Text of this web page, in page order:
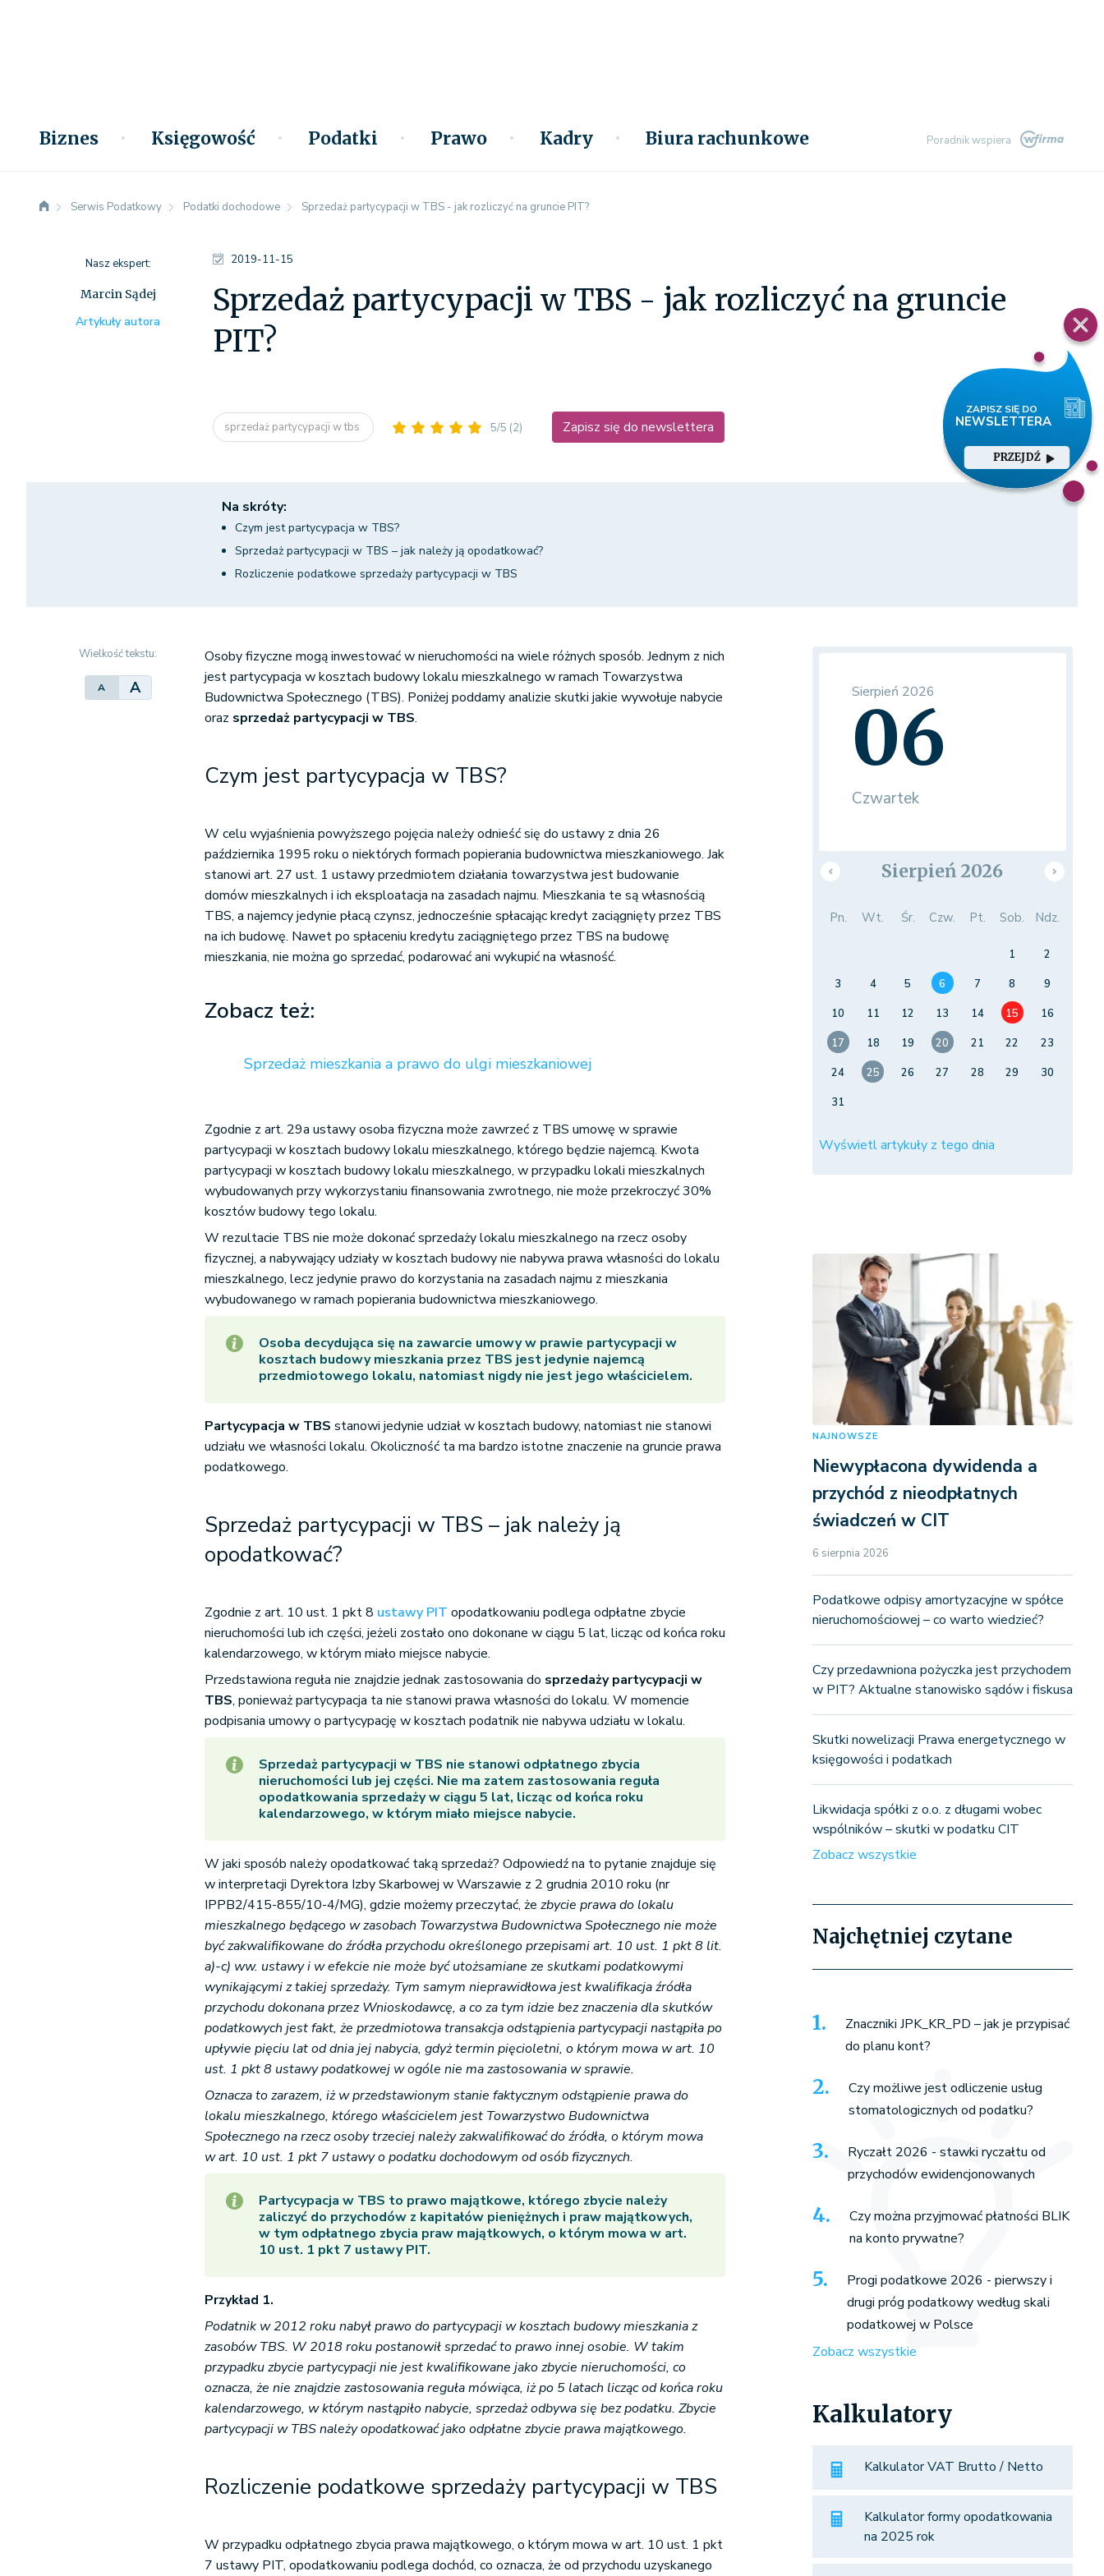
Biznes Księgowość Podatki Prawo Kadry Biura rachunkowe Poradnik wspiera
PRZEJDŹ
Serwis Podatkowy Podatki dochodowe Sprzedaż partycypacji w TBS - jak rozliczyć na gruncie PIT?
2019-11-15
Sprzedaż partycypacji w TBS - jak rozliczyć na gruncie
PIT?
sprzedaż partycypacji w tbs 5/5 (2) Zapisz się do newslettera
Nasz ekspert:
Marcin Sądej
Artykuły autora
Na skróty:
Czym jest partycypacja w TBS?
Sprzedaż partycypacji w TBS – jak należy ją opodatkować?
Rozliczenie podatkowe sprzedaży partycypacji w TBS
Wielkość tekstu:
A A
Osoby fizyczne mogą inwestować w nieruchomości na wiele różnych sposób. Jednym z nich
jest partycypacja w kosztach budowy lokalu mieszkalnego w ramach Towarzystwa
Budownictwa Społecznego (TBS). Poniżej poddamy analizie skutki jakie wywołuje nabycie
oraz sprzedaż partycypacji w TBS.
Czym jest partycypacja w TBS?
W celu wyjaśnienia powyższego pojęcia należy odnieść się do ustawy z dnia 26
października 1995 roku o niektórych formach popierania budownictwa mieszkaniowego. Jak
stanowi art. 27 ust. 1 ustawy przedmiotem działania towarzystwa jest budowanie
domów mieszkalnych i ich eksploatacja na zasadach najmu. Mieszkania te są własnością
TBS, a najemcy jedynie płacą czynsz, jednocześnie spłacając kredyt zaciągnięty przez TBS
na ich budowę. Nawet po spłaceniu kredytu zaciągniętego przez TBS na budowę
mieszkania, nie można go sprzedać, podarować ani wykupić na własność.
Zobacz też:
Sprzedaż mieszkania a prawo do ulgi mieszkaniowej
Zgodnie z art. 29a ustawy osoba fizyczna może zawrzeć z TBS umowę w sprawie
partycypacji w kosztach budowy lokalu mieszkalnego, którego będzie najemcą. Kwota
partycypacji w kosztach budowy lokalu mieszkalnego, w przypadku lokali mieszkalnych
wybudowanych przy wykorzystaniu finansowania zwrotnego, nie może przekroczyć 30%
kosztów budowy tego lokalu.
W rezultacie TBS nie może dokonać sprzedaży lokalu mieszkalnego na rzecz osoby
fizycznej, a nabywający udziały w kosztach budowy nie nabywa prawa własności do lokalu
mieszkalnego, lecz jedynie prawo do korzystania na zasadach najmu z mieszkania
wybudowanego w ramach popierania budownictwa mieszkaniowego.
Osoba decydująca się na zawarcie umowy w prawie partycypacji w
kosztach budowy mieszkania przez TBS jest jedynie najemcą
przedmiotowego lokalu, natomiast nigdy nie jest jego właścicielem.
Partycypacja w TBS stanowi jedynie udział w kosztach budowy, natomiast nie stanowi
udziału we własności lokalu. Okoliczność ta ma bardzo istotne znaczenie na gruncie prawa
podatkowego.
Sprzedaż partycypacji w TBS – jak należy ją
opodatkować?
Zgodnie z art. 10 ust. 1 pkt 8 ustawy PIT opodatkowaniu podlega odpłatne zbycie
nieruchomości lub ich części, jeżeli zostało ono dokonane w ciągu 5 lat, licząc od końca roku
kalendarzowego, w którym miało miejsce nabycie.
Przedstawiona reguła nie znajdzie jednak zastosowania do sprzedaży partycypacji w
TBS, ponieważ partycypacja ta nie stanowi prawa własności do lokalu. W momencie
podpisania umowy o partycypację w kosztach podatnik nie nabywa udziału w lokalu.
Sprzedaż partycypacji w TBS nie stanowi odpłatnego zbycia
nieruchomości lub jej części. Nie ma zatem zastosowania reguła
opodatkowania sprzedaży w ciągu 5 lat, licząc od końca roku
kalendarzowego, w którym miało miejsce nabycie.
W jaki sposób należy opodatkować taką sprzedaż? Odpowiedź na to pytanie znajduje się
w interpretacji Dyrektora Izby Skarbowej w Warszawie z 2 grudnia 2010 roku (nr
IPPB2/415-855/10-4/MG), gdzie możemy przeczytać, żezbycie prawa do lokalu
mieszkalnego będącego w zasobach Towarzystwa Budownictwa Społecznego nie może
być zakwalifikowane do źródła przychodu określonego przepisami art. 10 ust. 1 pkt 8 lit.
a)-c) ww. ustawy i w efekcie nie może być utożsamiane ze skutkami podatkowymi
wynikającymi z takiej sprzedaży. Tym samym nieprawidłowa jest kwalifikacja źródła
przychodu dokonana przez Wnioskodawcę, a co za tym idzie bez znaczenia dla skutków
podatkowych jest fakt, że przedmiotowa transakcja odstąpienia partycypacji nastąpiła po
upływie pięciu lat od dnia jej nabycia, gdyż termin pięcioletni, o którym mowa w art. 10
ust. 1 pkt 8 ustawy podatkowej w ogóle nie ma zastosowania w sprawie.
Oznacza to zarazem, iż w przedstawionym stanie faktycznym odstąpienie prawa do
lokalu mieszkalnego, którego właścicielem jest Towarzystwo Budownictwa
Społecznego na rzecz osoby trzeciej należy zakwalifikować do źródła, o którym mowa
w art. 10 ust. 1 pkt 7 ustawy o podatku dochodowym od osób fizycznych.
Partycypacja w TBS to prawo majątkowe, którego zbycie należy
zaliczyć do przychodów z kapitałów pieniężnych i praw majątkowych,
w tym odpłatnego zbycia praw majątkowych, o którym mowa w art.
10 ust. 1 pkt 7 ustawy PIT.
Przykład 1.
Podatnik w 2012 roku nabył prawo do partycypacji w kosztach budowy mieszkania z
zasobów TBS. W 2018 roku postanowił sprzedać to prawo innej osobie. W takim
przypadku zbycie partycypacji nie jest kwalifikowane jako zbycie nieruchomości, co
oznacza, że nie znajdzie zastosowania reguła mówiąca, iż po 5 latach licząc od końca roku
kalendarzowego, w którym nastąpiło nabycie, sprzedaż odbywa się bez podatku. Zbycie
partycypacji w TBS należy opodatkować jako odpłatne zbycie prawa majątkowego.
Rozliczenie podatkowe sprzedaży partycypacji w TBS
W przypadku odpłatnego zbycia prawa majątkowego, o którym mowa w art. 10 ust. 1 pkt
7 ustawy PIT, opodatkowaniu podlega dochód, co oznacza, że od przychodu uzyskanego
Sierpień 2026
06
Czwartek
Sierpień 2026
Pn. Wt. Śr. Czw. Pt. Sob. Ndz.
1
2
3
4 5 6 7 8
9
10
11 12 13 14 15
16
17
18 19 20 21 22
23
24
25 26 27 28 29
30
31
Wyświetl artykuły z tego dnia
NAJNOWSZE
Niewypłacona dywidenda a
przychód z nieodpłatnych
świadczeń w CIT
6 sierpnia 2026
Podatkowe odpisy amortyzacyjne w spółce
nieruchomościowej – co warto wiedzieć?
Czy przedawniona pożyczka jest przychodem
w PIT? Aktualne stanowisko sądów i fiskusa
Skutki nowelizacji Prawa energetycznego w
księgowości i podatkach
Likwidacja spółki z o.o. z długami wobec
wspólników – skutki w podatku CIT
Zobacz wszystkie
Najchętniej czytane
Znaczniki JPK_KR_PD – jak je przypisać
do planu kont?
Czy możliwe jest odliczenie usług
stomatologicznych od podatku?
Ryczałt 2026 - stawki ryczałtu od
przychodów ewidencjonowanych
Czy można przyjmować płatności BLIK
na konto prywatne?
Progi podatkowe 2026 - pierwszy i
drugi próg podatkowy według skali
podatkowej w Polsce
Zobacz wszystkie
Kalkulatory
Kalkulator VAT Brutto / Netto
Kalkulator formy opodatkowania
na 2025 rok